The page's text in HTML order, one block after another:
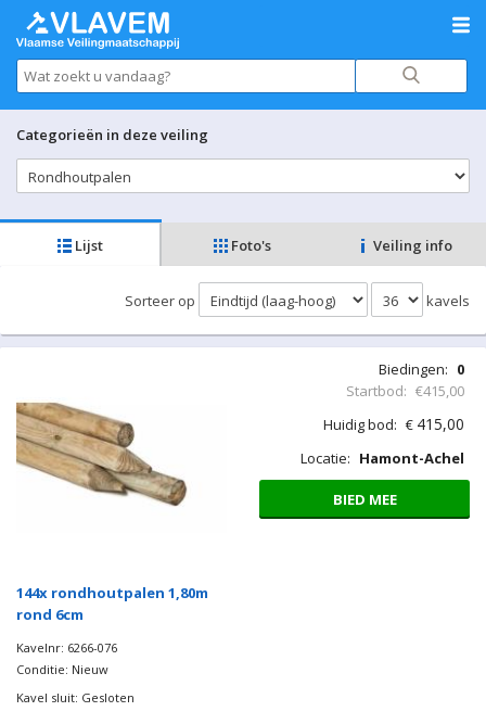
Categorieën in deze veiling
Lijst Foto's Veiling info
Sorteer op kavels
144x rondhoutpalen 1,80m
rond 6cm
Kavelnr: 6266-076
Conditie: Nieuw
Kavel sluit: Gesloten
Biedingen: 0
Startbod: €415,00
Huidig bod: € 415,00
Locatie: Hamont-Achel
BIED MEE